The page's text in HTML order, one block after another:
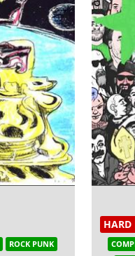
ROCK PUNK
HARD